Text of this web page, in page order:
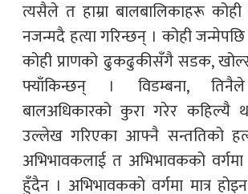
त्यसैले त हाम्रा बालबालिकाहरू
नजन्मदै हत्या गरिन्छन् । कोही जन्मेपछि
कोही प्राणको ढुकढुकीसँगै सडक,
फ्याँकिन्छन् । विडम्बना,
बालअधिकारको कुरा गरेर कहिल्यै
उल्लेख गरिएका आफ्नै सन्ततिको
अभिभावकलाई त अभिभावकको
हुँदैन । अभिभावकको वर्गमा मात्र